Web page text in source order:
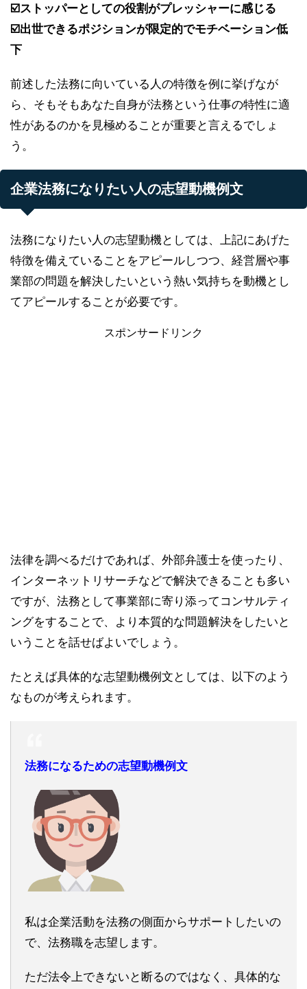
☑️ストッパーとしての役割がプレッシャーに感じる
☑️出世できるポジションが限定的でモチベーション低
下
前述した法務に向いている人の特徴を例に挙げなが
ら、そもそもあなた自身が法務という仕事の特性に適
性があるのかを見極めることが重要と言えるでしょ
う。
企業法務になりたい人の志望動機例文
法務になりたい人の志望動機としては、上記にあげた
特徴を備えていることをアピールしつつ、経営層や事
業部の問題を解決したいという熱い気持ちを動機とし
てアピールすることが必要です。
スポンサードリンク
法律を調べるだけであれば、外部弁護士を使ったり、
インターネットリサーチなどで解決できることも多い
ですが、法務として事業部に寄り添ってコンサルティ
ングをすることで、より本質的な問題解決をしたいと
いうことを話せばよいでしょう。
たとえば具体的な志望動機例文としては、以下のよう
なものが考えられます。
法務になるための志望動機例文
私は企業活動を法務の側面からサポートしたいの
で、法務職を志望します。
ただ法令上できないと断るのではなく、具体的な